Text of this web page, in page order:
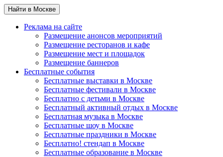
Найти в Москве
Реклама на сайте
Размещение анонсов мероприятий
Размещение ресторанов и кафе
Размещение мест и площадок
Размещение баннеров
Бесплатные события
Бесплатные выставки в Москве
Бесплатные фестивали в Москве
Бесплатно с детьми в Москве
Бесплатный активный отдых в Москве
Бесплатная музыка в Москве
Бесплатные шоу в Москве
Бесплатные праздники в Москве
Бесплатно! стендап в Москве
Бесплатные образование в Москве